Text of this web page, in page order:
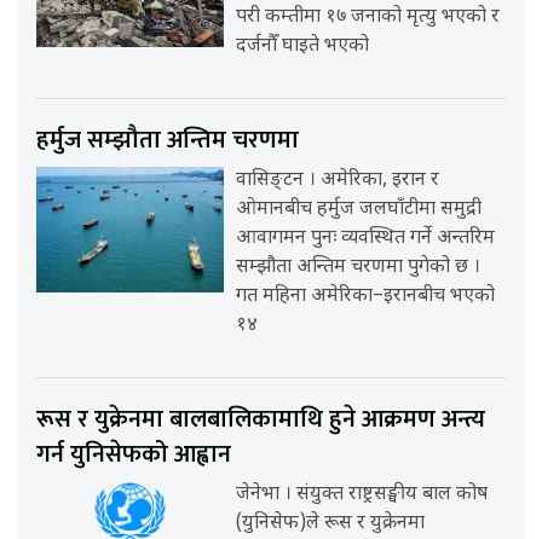
परी कम्तीमा १७ जनाको मृत्यु भएको र
दर्जनौँ घाइते भएको
हर्मुज सम्झौता अन्तिम चरणमा
वासिङ्टन । अमेरिका, इरान र
ओमानबीच हर्मुज जलघाँटीमा समुद्री
आवागमन पुनः व्यवस्थित गर्ने अन्तरिम
सम्झौता अन्तिम चरणमा पुगेको छ ।
गत महिना अमेरिका–इरानबीच भएको
१४
रूस र युक्रेनमा बालबालिकामाथि हुने आक्रमण अन्त्य
गर्न युनिसेफको आह्वान
जेनेभा । संयुक्त राष्ट्रसङ्घीय बाल कोष
(युनिसेफ)ले रूस र युक्रेनमा